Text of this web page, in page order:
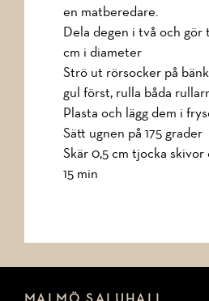
en matberedare.
Dela degen i två och gör
cm i diameter
Strö ut rörsocker på
gul först, rulla båda
Plasta och lägg dem i
Sätt ugnen på 175 grader
Skär 0,5 cm tjocka skivor
15 min